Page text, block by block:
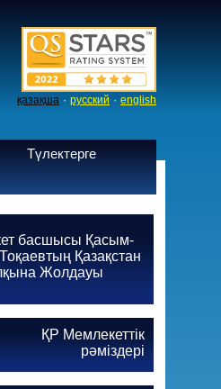
қазақша · русский · english
Түлектерге
басшысы Қасым-
Қазақстан
Жолдауы
ҚР Мемлекеттік
рәміздері